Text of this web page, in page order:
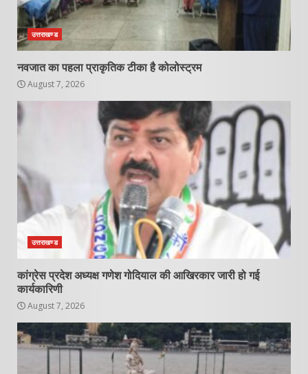
उत्तराखण्ड
नवजात का पहला प्राकृतिक टीका है कोलोस्ट्रम
August 7, 2026
उत्तराखण्ड
कांग्रेस प्रदेश अध्यक्ष गणेश गोदियाल की आखिरकार जारी हो गई
कार्यकारिणी
August 7, 2026